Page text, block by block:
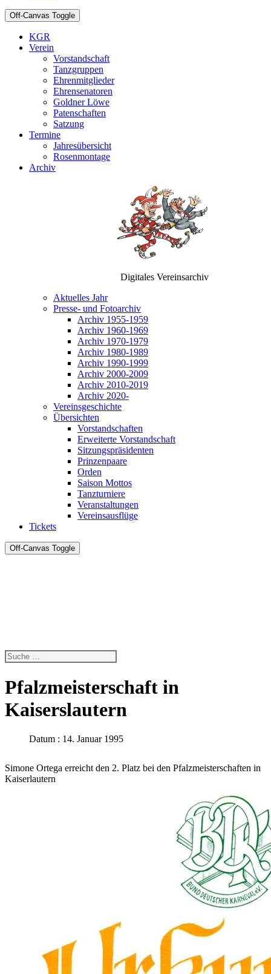
Off-Canvas Toggle
KGR
Verein
Vorstandschaft
Tanzgruppen
Ehrenmitglieder
Ehrensenatoren
Goldner Löwe
Patenschaften
Satzung
Termine
Jahresübersicht
Rosenmontage
Archiv
Digitales Vereinsarchiv
Aktuelles Jahr
Presse- und Fotoarchiv
Archiv 1955-1959
Archiv 1960-1969
Archiv 1970-1979
Archiv 1980-1989
Archiv 1990-1999
Archiv 2000-2009
Archiv 2010-2019
Archiv 2020-
Vereinsgeschichte
Übersichten
Vorstandschaften
Erweiterte Vorstandschaft
Sitzungspräsidenten
Prinzenpaare
Orden
Saison Mottos
Tanzturniere
Veranstaltungen
Vereinsausflüge
Tickets
Off-Canvas Toggle
Pfalzmeisterschaft in
Kaiserslautern
Datum : 14. Januar 1995
Simone Ortega erreicht den 2. Platz bei den Pfalzmeisterschaften in
Kaiserlautern